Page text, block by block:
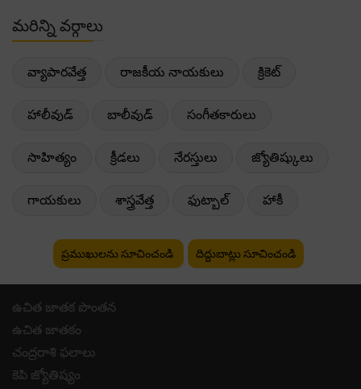
మరిన్ని వర్గాలు
వ్యాపారవేత్త రాజకీయ నాయకులు క్రికెట్
హాలీవుడ్ బాలీవుడ్ సంగీతకారులు
సాహిత్యం క్రీడలు నేరస్తులు జ్యోతిష్కులు
గాయకులు శాస్త్రవేత్త ఫుట్బాల్ హాకీ
ప్రముఖులను సూచించండి దిద్దుబాట్లు సూచించండి
ఉచిత జాతక పొంతన
ఉచిత జాతకం
చంద్రరాశి ఫలాలు
కెపి జ్యోతిష్యం